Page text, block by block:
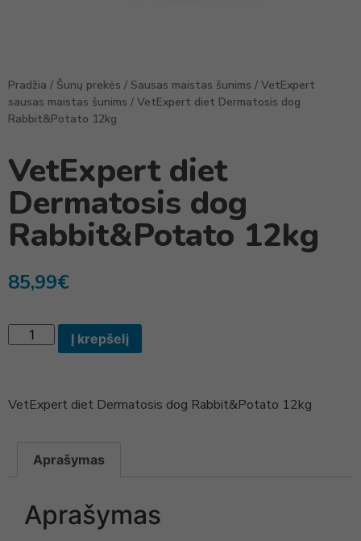
Pradžia / Šunų prekės / Sausas maistas šunims / VetExpert
sausas maistas šunims / VetExpert diet Dermatosis dog
Rabbit&Potato 12kg
VetExpert diet
Dermatosis dog
Rabbit&Potato 12kg
85,99€
Į krepšelį
VetExpert diet Dermatosis dog Rabbit&Potato 12kg
Aprašymas
Aprašymas